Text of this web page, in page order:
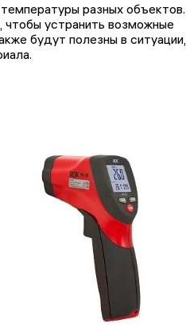
разных объектов.
устранить возможные
будут полезны в ситуации,